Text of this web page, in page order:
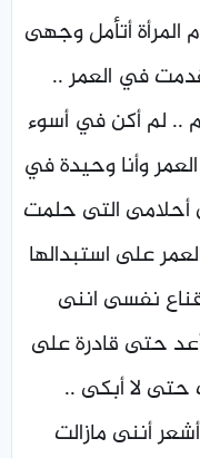
أتأمل وجهى
في العمر ..
.. لم أكن في أسوء
وأنا وحيدة في
أحلامى التى حلمت
على استبدالها
نفسى اننى
حتى قادرة على
لا أبكى ..
أننى مازالت